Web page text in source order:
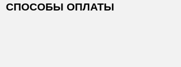
СПОСОБЫ ОПЛАТЫ